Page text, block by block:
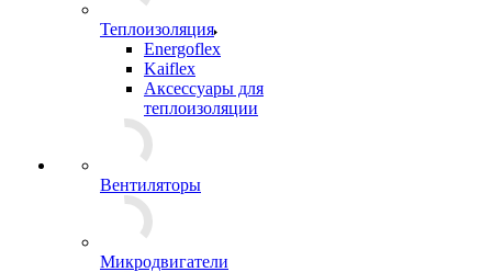
Теплоизоляция
Energoflex
Kaiflex
Аксессуары для
теплоизоляции
Вентиляторы
Микродвигатели